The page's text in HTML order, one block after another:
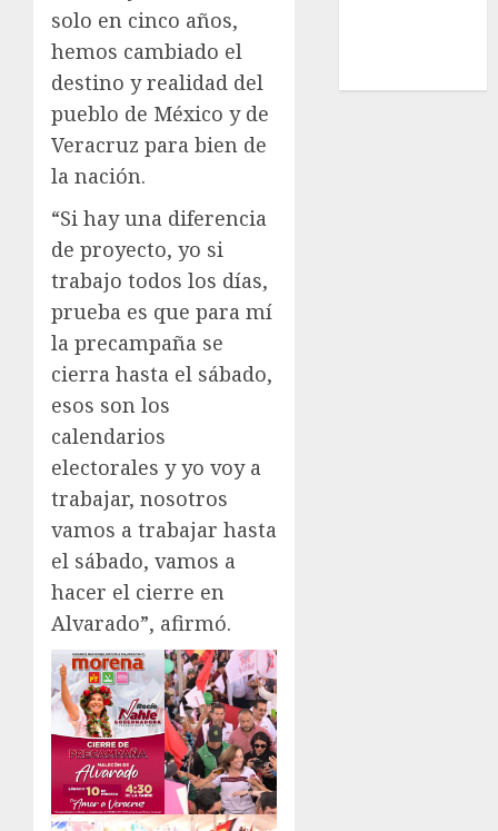
solo en cinco años,
hemos cambiado el
destino y realidad del
pueblo de México y de
Veracruz para bien de
la nación.
“Si hay una diferencia
de proyecto, yo si
trabajo todos los días,
prueba es que para mí
la precampaña se
cierra hasta el sábado,
esos son los
calendarios
electorales y yo voy a
trabajar, nosotros
vamos a trabajar hasta
el sábado, vamos a
hacer el cierre en
Alvarado”, afirmó.